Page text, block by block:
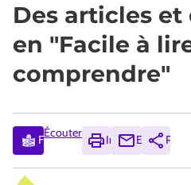
Des articles et
en "Facile à
comprendre"
Facile à lire et à comprendre
Écouter
ImprimerEnvoyer